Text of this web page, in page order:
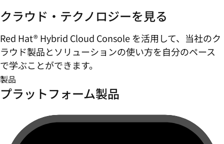
クラウド・テクノロジーを見る
Red Hat® Hybrid Cloud Console を活用して、当社のク
ラウド製品とソリューションの使い方を自分のペース
で学ぶことができます。
製品
プラットフォーム製品